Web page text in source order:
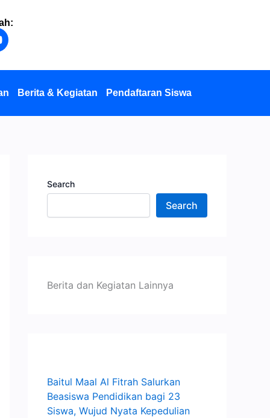
Berita & Kegiatan Pendaftaran Siswa
Search
Search
Berita dan Kegiatan Lainnya
Baitul Maal Al Fitrah Salurkan
Beasiswa Pendidikan bagi 23
Siswa, Wujud Nyata Kepedulian